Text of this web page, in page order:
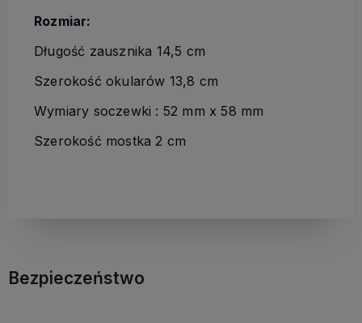
Rozmiar:
Długość zausznika 14,5 cm
Szerokość okularów 13,8 cm
Wymiary soczewki : 52 mm x 58 mm
Szerokość mostka 2 cm
Bezpieczeństwo